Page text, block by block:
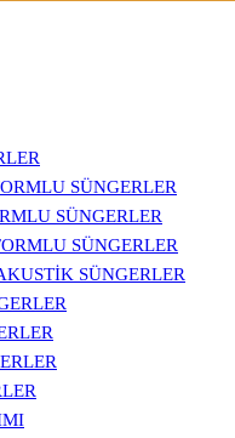
SÜNGERLER
SÜNGERLER
SÜNGERLER
SÜNGERLER